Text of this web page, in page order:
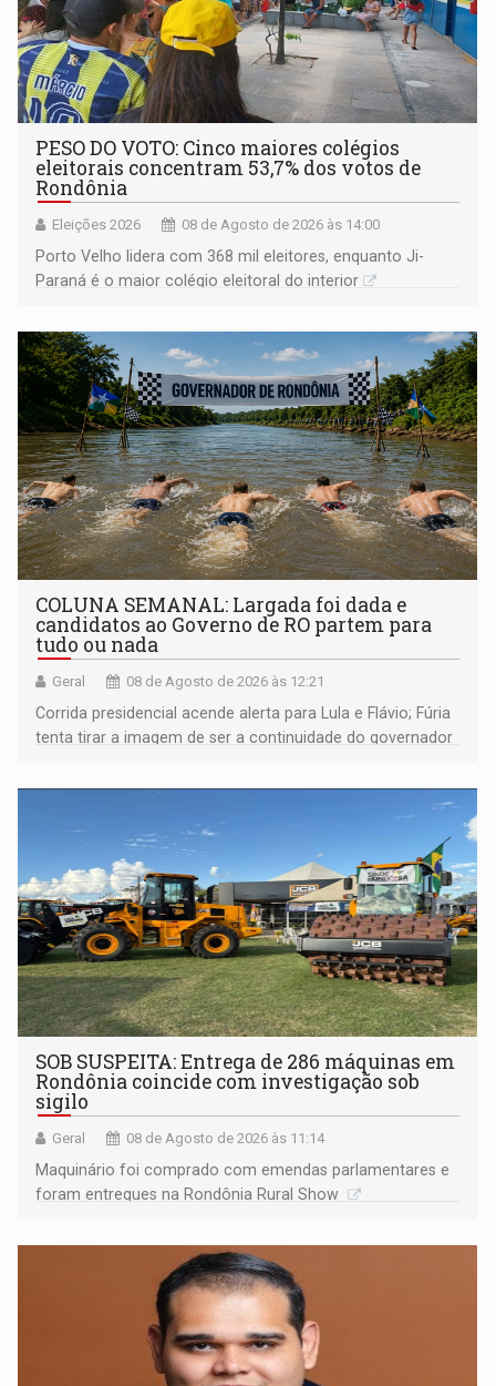
PESO DO VOTO: Cinco maiores colégios
eleitorais concentram 53,7% dos votos de
Rondônia
Eleições 2026 08 de Agosto de 2026 às 14:00
Porto Velho lidera com 368 mil eleitores, enquanto Ji-
Paraná é o maior colégio eleitoral do interior
COLUNA SEMANAL: Largada foi dada e
candidatos ao Governo de RO partem para
tudo ou nada
Geral 08 de Agosto de 2026 às 12:21
Corrida presidencial acende alerta para Lula e Flávio; Fúria
tenta tirar a imagem de ser a continuidade do governador
não ter entrado no modo eleição; ABAV faz evento em
SOB SUSPEITA: Entrega de 286 máquinas em
Rondônia coincide com investigação sob
sigilo
Geral 08 de Agosto de 2026 às 11:14
Maquinário foi comprado com emendas parlamentares e
foram entregues na Rondônia Rural Show